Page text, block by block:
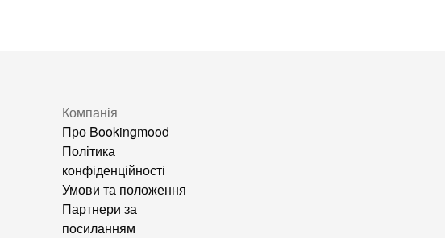
Компанія
Про Bookingmood
Політика
конфіденційності
Умови та положення
Партнери за
посиланням